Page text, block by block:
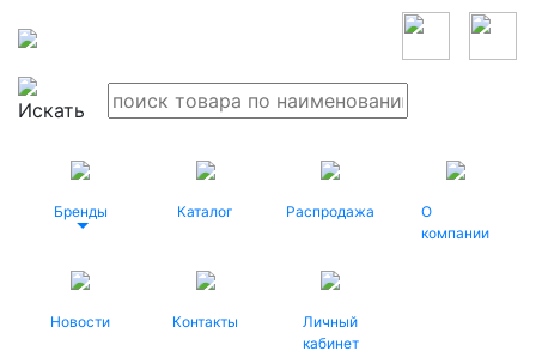
Бренды Каталог Распродажа
О
компании
Новости Контакты
Личный
кабинет